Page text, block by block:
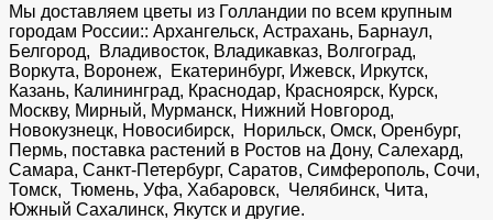
Мы доставляем цветы из Голландии по всем крупным
городам России:: Архангельск, Астрахань, Барнаул,
Белгород, Владивосток, Владикавказ, Волгоград,
Воркута, Воронеж, Екатеринбург, Ижевск, Иркутск,
Казань, Калининград, Краснодар, Красноярск, Курск,
Москву, Мирный, Мурманск, Нижний Новгород,
Новокузнецк, Новосибирск, Норильск, Омск, Оренбург,
Пермь, поставка растений в Ростов на Дону, Салехард,
Самара, Санкт-Петербург, Саратов, Симферополь, Сочи,
Томск, Тюмень, Уфа, Хабаровск, Челябинск, Чита,
Южный Сахалинск, Якутск и другие.